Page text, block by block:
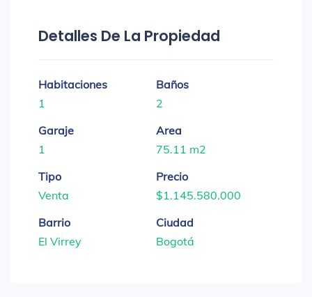
Detalles De La Propiedad
Habitaciones
1
Baños
2
Garaje
1
Area
75.11 m2
Tipo
Venta
Precio
$1.145.580.000
Barrio
El Virrey
Ciudad
Bogotá